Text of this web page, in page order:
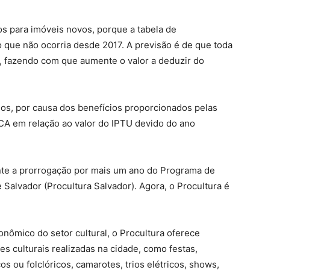
para imóveis novos, porque a tabela de
não ocorria desde 2017. A previsão é de que toda
com que aumente o valor a deduzir do
por causa dos benefícios proporcionados pelas
em relação ao valor do IPTU devido do ano
a prorrogação por mais um ano do Programa de
(Procultura Salvador). Agora, o Procultura é
do setor cultural, o Procultura oferece
culturais realizadas na cidade, como festas,
ou folclóricos, camarotes, trios elétricos, shows,